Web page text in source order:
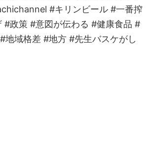
#キリンビール #一番搾
#政策 #意図が伝わる #健康食品 #
地域格差 #地方 #先生バスケがし